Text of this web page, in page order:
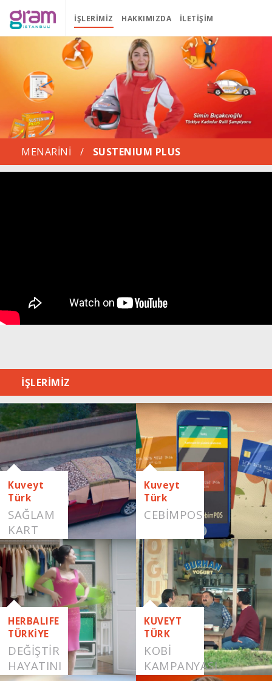
İŞLERIMIZ HAKKIMIZDA İLETIŞIM
MENARİNİ / SUSTENIUM PLUS
İŞLERİMİZ
Kuveyt
Türk
SAĞLAM
KART
Kuveyt
Türk
CEBIMPOS
HERBALIFE
TÜRKİYE
DEĞİŞTİR
HAYATINI
KUVEYT
TÜRK
KOBİ
KAMPANYASI